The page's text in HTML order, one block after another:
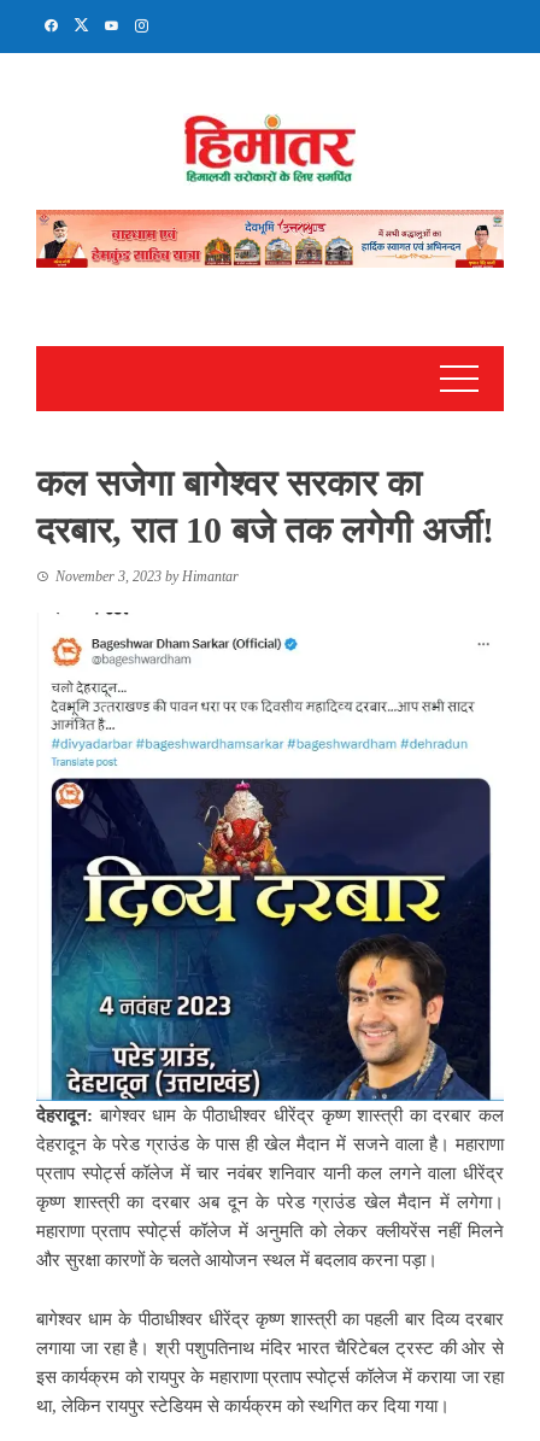
कल सजेगा बागेश्वर सरकार का
दरबार, रात 10 बजे तक लगेगी अर्जी!
November 3, 2023 byHimantar
देहरादून:बागेश्वर धाम के पीठाधीश्वर धीरेंद्र कृष्ण शास्त्री का दरबार कल
देहरादून के परेड ग्राउंड के पास ही खेल मैदान में सजने वाला है। महाराणा
प्रताप स्पोर्ट्स कॉलेज में चार नवंबर शनिवार यानी कल लगने वाला धीरेंद्र
कृष्ण शास्त्री का दरबार अब दून के परेड ग्राउंड खेल मैदान में लगेगा।
महाराणा प्रताप स्पोर्ट्स कॉलेज में अनुमति को लेकर क्लीयरेंस नहीं मिलने
और सुरक्षा कारणों के चलते आयोजन स्थल में बदलाव करना पड़ा।
बागेश्वर धाम के पीठाधीश्वर धीरेंद्र कृष्ण शास्त्री का पहली बार दिव्य दरबार
लगाया जा रहा है। श्री पशुपतिनाथ मंदिर भारत चैरिटेबल ट्रस्ट की ओर से
इस कार्यक्रम को रायपुर के महाराणा प्रताप स्पोर्ट्स कॉलेज में कराया जा रहा
था, लेकिन रायपुर स्टेडियम से कार्यक्रम को स्थगित कर दिया गया।